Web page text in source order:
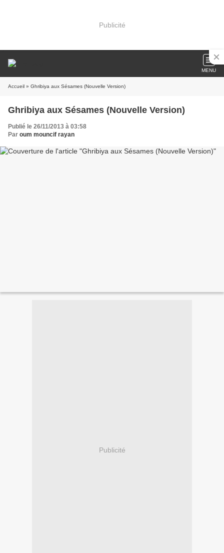
Publicité
MENU
Accueil » Ghribiya aux Sésames (Nouvelle Version)
Ghribiya aux Sésames (Nouvelle Version)
Publié le 26/11/2013 à 03:58
Par oum mouncif rayan
Publicité